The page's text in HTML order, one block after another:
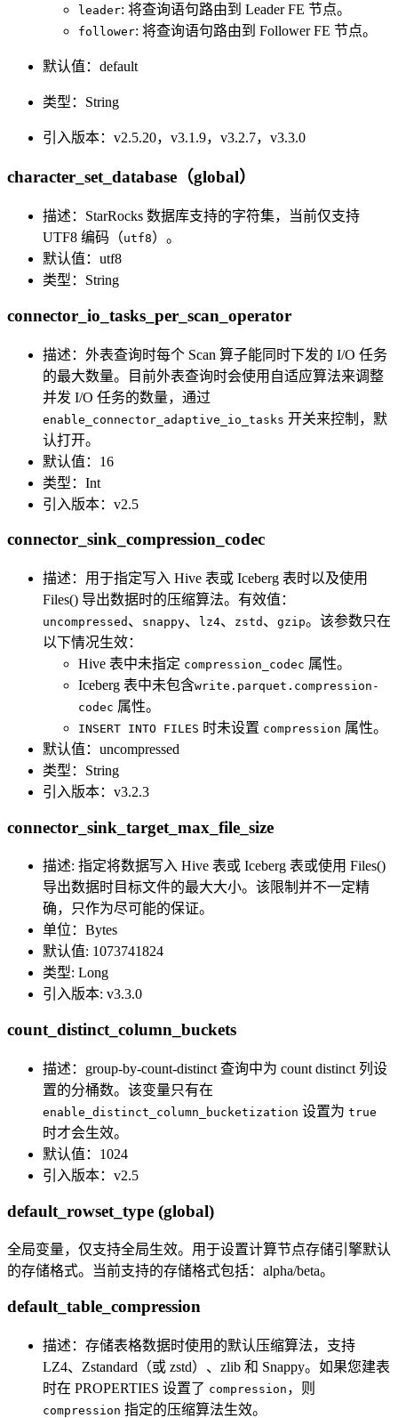
leader: 将查询语句路由到 Leader FE 节点。
follower: 将查询语句路由到 Follower FE 节点。
默认值：default
类型：String
引入版本：v2.5.20，v3.1.9，v3.2.7，v3.3.0
character_set_database（global）
描述：StarRocks 数据库支持的字符集，当前仅支持
UTF8 编码（utf8）。
默认值：utf8
类型：String
connector_io_tasks_per_scan_operator
描述：外表查询时每个 Scan 算子能同时下发的 I/O 任务
的最大数量。目前外表查询时会使用自适应算法来调整
并发 I/O 任务的数量，通过
enable_connector_adaptive_io_tasks 开关来控制，默
认打开。
默认值：16
类型：Int
引入版本：v2.5
connector_sink_compression_codec
描述：用于指定写入 Hive 表或 Iceberg 表时以及使用
Files() 导出数据时的压缩算法。有效值：
uncompressed 、 snappy、 lz4、 zstd 、 gzip。该参数只在
以下情况生效：
Hive 表中未指定 compression_codec 属性。
Iceberg 表中未包含write.parquet.compression-
codec 属性。
INSERT INTO FILES 时未设置 compression 属性。
默认值：uncompressed
类型：String
引入版本：v3.2.3
connector_sink_target_max_file_size
描述: 指定将数据写入 Hive 表或 Iceberg 表或使用 Files()
导出数据时目标文件的最大大小。该限制并不一定精
确，只作为尽可能的保证。
单位：Bytes
默认值: 1073741824
类型: Long
引入版本: v3.3.0
count_distinct_column_buckets
描述：group-by-count-distinct 查询中为 count distinct 列设
置的分桶数。该变量只有在
enable_distinct_column_bucketization 设置为 true
时才会生效。
默认值：1024
引入版本：v2.5
default_rowset_type (global)
全局变量，仅支持全局生效。用于设置计算节点存储引擎默认
的存储格式。当前支持的存储格式包括：alpha/beta。
default_table_compression
描述：存储表格数据时使用的默认压缩算法，支持
LZ4、Zstandard（或 zstd）、zlib 和 Snappy。如果您建表
时在 PROPERTIES 设置了 compression ，则
compression 指定的压缩算法生效。